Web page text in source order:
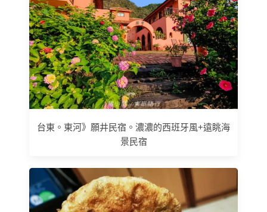
台東。東河》願井民宿。濃濃的西班牙風+遠眺海
景民宿